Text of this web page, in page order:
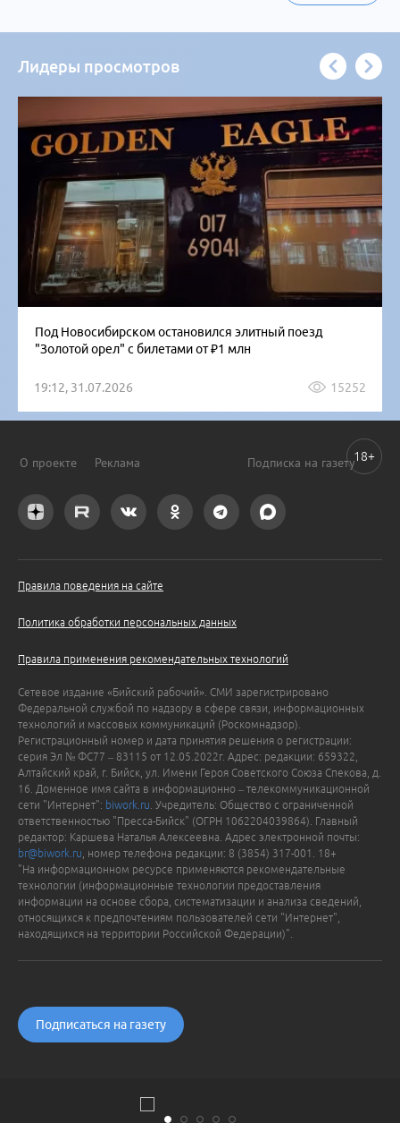
Лидеры просмотров
Под Новосибирском остановился элитный поезд
"Золотой орел" с билетами от ₽1 млн
19:12, 31.07.2026 15252
О проекте Реклама Подписка на газету
Правила поведения на сайте
Политика обработки персональных данных
Правила применения рекомендательных технологий
Сетевое издание «Бийский рабочий». СМИ зарегистрировано
Федеральной службой по надзору в сфере связи, информационных
технологий и массовых коммуникаций (Роскомнадзор).
Регистрационный номер и дата принятия решения о регистрации:
серия Эл № ФС77 – 83115 от 12.05.2022г. Адрес: редакции: 659322,
Алтайский край, г. Бийск, ул. Имени Героя Советского Союза Спекова, д.
16. Доменное имя сайта в информационно – телекоммуникационной
сети "Интернет": biwork.ru . Учредитель: Общество с ограниченной
ответственностью "Пресса-Бийск" (ОГРН 1062204039864). Главный
редактор: Каршева Наталья Алексеевна. Адрес электронной почты:
br@biwork.ru , номер телефона редакции: 8 (3854) 317-001. 18+
"На информационном ресурсе применяются рекомендательные
технологии (информационные технологии предоставления
информации на основе сбора, систематизации и анализа сведений,
относящихся к предпочтениям пользователей сети "Интернет",
находящихся на территории Российской Федерации)".
Подписаться на газету
18+